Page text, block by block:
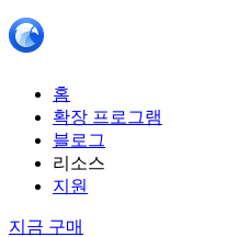
홈
확장 프로그램
블로그
리소스
지원
지금 구매